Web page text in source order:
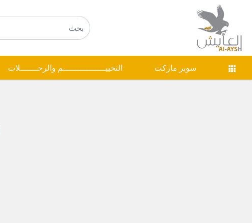
سوبر ماركت التخييـــــــــــــــــم والرحـــــــلات